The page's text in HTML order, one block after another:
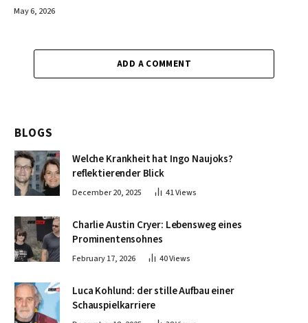
May 6, 2026
ADD A COMMENT
BLOGS
Welche Krankheit hat Ingo Naujoks?
reflektierender Blick
December 20, 2025 41Views
Charlie Austin Cryer: Lebensweg eines
Prominentensohnes
February 17, 2026 40Views
Luca Kohlund: der stille Aufbau einer
Schauspielkarriere